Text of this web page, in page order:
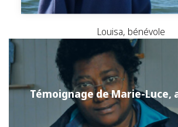
Louisa, bénévole
Témoignage de Marie-